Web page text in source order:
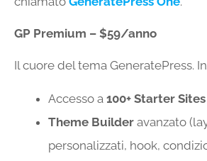
GP Premium – $59/anno
Il cuore del tema GeneratePress.
Accesso a 100+ Starter Sites
Theme Builder avanzato
personalizzati, hook,